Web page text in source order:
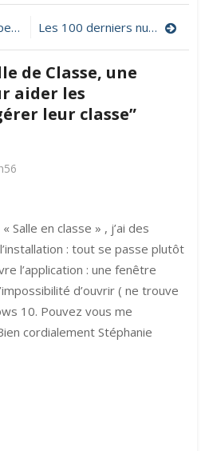
de
Classe,
Les 100 derniers numéros de l’hebdo « Les petits citoyens » en téléchargement gratuit
de Classe, une
aider les
leur classe”
Salle en classe » , j’ai des
: tout se passe plutôt
l’application : une fenêtre
d’ouvrir ( ne trouve
10. Pouvez vous me
cordialement Stéphanie